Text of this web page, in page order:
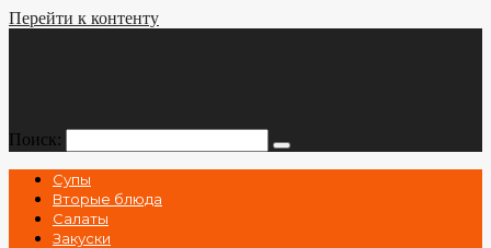
Перейти к контенту
Поиск:
Супы
Вторые блюда
Салаты
Закуски